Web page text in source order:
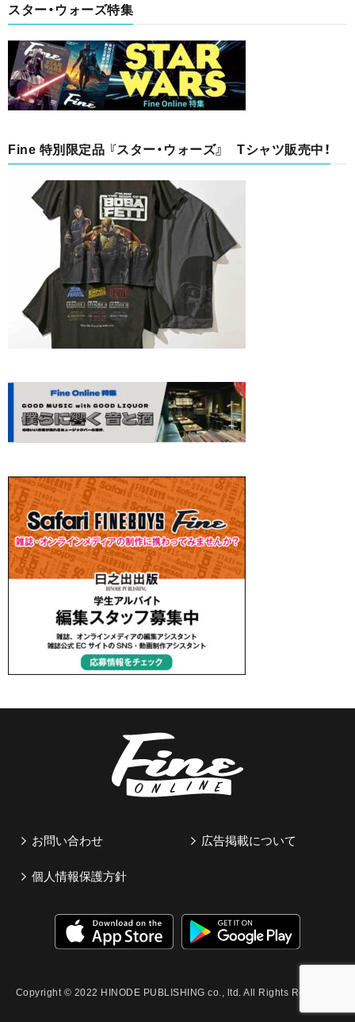
スター・ウォーズ特集
Fine 特別限定品 『スター・ウォーズ』 Tシャツ販売中！
お問い合わせ 広告掲載について
個人情報保護方針
Copyright © 2022 HINODE PUBLISHING co., ltd. All Rights Reserved.